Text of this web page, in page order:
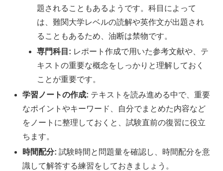
題されることもあるようです。科目によって
は、難関大学レベルの読解や英作文が出題され
ることもあるため、油断は禁物です。
専門科目: レポート作成で用いた参考文献や、テ
キストの重要な概念をしっかりと理解しておく
ことが重要です。
学習ノートの作成: テキストを読み進める中で、重要
なポイントやキーワード、自分でまとめた内容など
をノートに整理しておくと、試験直前の復習に役立
ちます。
時間配分: 試験時間と問題量を確認し、時間配分を意
識して解答する練習をしておきましょう。